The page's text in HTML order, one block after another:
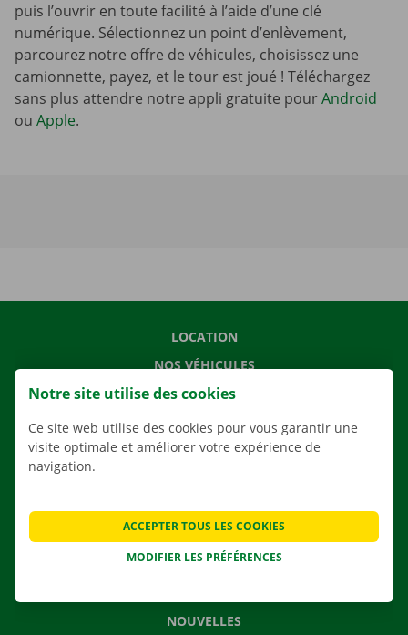
puis l’ouvrir en toute facilité à l’aide d’une clé
numérique. Sélectionnez un point d’enlèvement,
parcourez notre offre de véhicules, choisissez une
camionnette, payez, et le tour est joué ! Téléchargez
sans plus attendre notre appli gratuite pourAndroid
ou Apple.
LOCATION
NOS VÉHICULES
NOS SERVICES
AGENCES
APPLI
CONTACTEZ NOUS
NOUVELLES
Notre site utilise des cookies
Ce site web utilise des cookies pour vous garantir une
visite optimale et améliorer votre expérience de
navigation.
MODIFIER LES PRÉFÉRENCES
ACCEPTER TOUS LES COOKIES